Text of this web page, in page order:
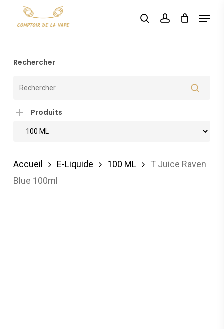
searchaccount
Menu
Rechercher
Produits
Accueil E-Liquide 100 ML
T Juice Raven
Blue 100ml